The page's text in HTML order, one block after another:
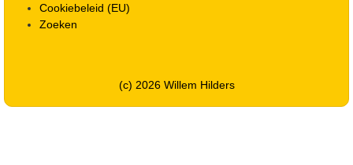
Cookiebeleid (EU)
Zoeken
(c) 2026 Willem Hilders